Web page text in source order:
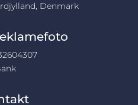
Denmark